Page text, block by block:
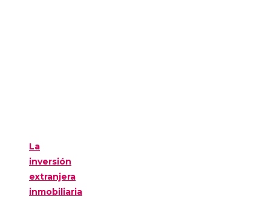
La
inversión
extranjera
inmobiliaria